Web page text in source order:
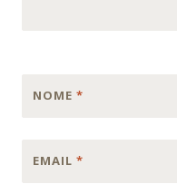
NOME *
EMAIL *